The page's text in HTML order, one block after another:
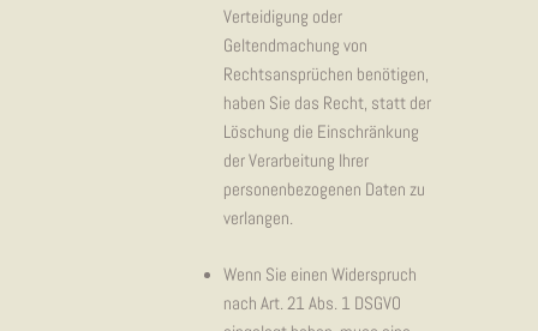
Verteidigung oder
Geltendmachung von
Rechtsansprüchen benötigen,
haben Sie das Recht, statt der
Löschung die Einschränkung
der Verarbeitung Ihrer
personenbezogenen Daten zu
verlangen.
Wenn Sie einen Widerspruch
nach Art. 21 Abs. 1 DSGVO